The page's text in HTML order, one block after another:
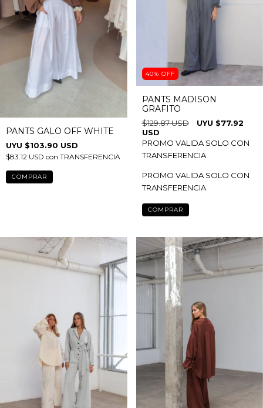
PANTS GALO OFF WHITE
$103.90 USD
$83.12 USD con TRANSFERENCIA
COMPRAR
40% OFF
PANTS MADISON
GRAFITO
$129.87 USD
$77.92
USD
PROMO VALIDA SOLO CON
TRANSFERENCIA
PROMO VALIDA SOLO CON
TRANSFERENCIA
COMPRAR